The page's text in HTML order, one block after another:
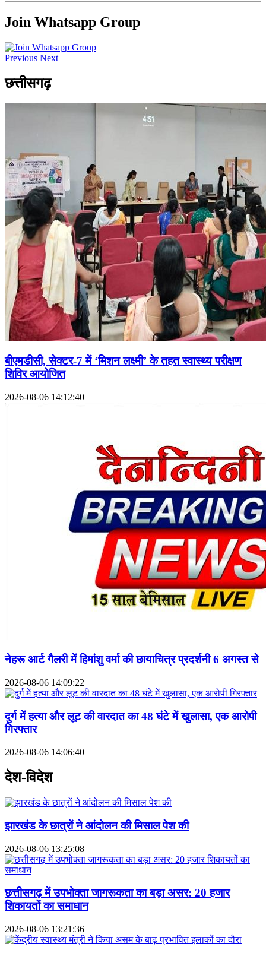
Join Whatsapp Group
Previous Next
छत्तीसगढ़
बीएमडीसी, सेक्टर-7 में ‘मिशन लक्ष्मी’ के तहत स्वास्थ्य परीक्षण
शिविर आयोजित
2026-08-06 14:12:40
नेहरू आर्ट गैलरी में हिमांशु वर्मा की छायाचित्र प्रदर्शनी 6 अगस्त से
2026-08-06 14:09:22
दुर्ग में हत्या और लूट की वारदात का 48 घंटे में खुलासा, एक आरोपी
गिरफ्तार
2026-08-06 14:06:40
देश-विदेश
झारखंड के छात्रों ने आंदोलन की मिसाल पेश की
2026-08-06 13:25:08
छत्तीसगढ़ में उपभोक्ता जागरूकता का बड़ा असर: 20 हजार
शिकायतों का समाधान
2026-08-06 13:21:36